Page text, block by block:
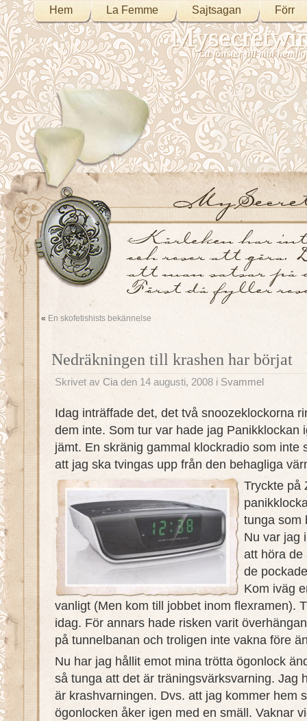
Hem La Femme Sajtsagan Förr
Ett fönster till min
« En skofetishists bekännelse
Nedräkningen till krashen har börjat
Skrivet av Cia den 14 augusti, 2008 i Svammel
Idag inträffade det, det två snoozeklockorna
dem inte. Som tur var hade jag Panikklockan
jämt. En skränig gammal klockradio som inte
att jag ska tvingas upp från den behagliga
Tryckte på
tunga som
Nu var jag
att höra de
de
Kom iväg
vanligt (Men kom till jobbet inom flexramen).
idag. För annars hade risken varit
på tunnelbanan och troligen inte vakna före
Nu har jag hållit emot mina trötta ögonlock
så tunga att det är träningsvärksvarning. Jag
är krashvarningen. Dvs. att jag kommer hem
ögonlocken åker igen med en smäll. Vaknar